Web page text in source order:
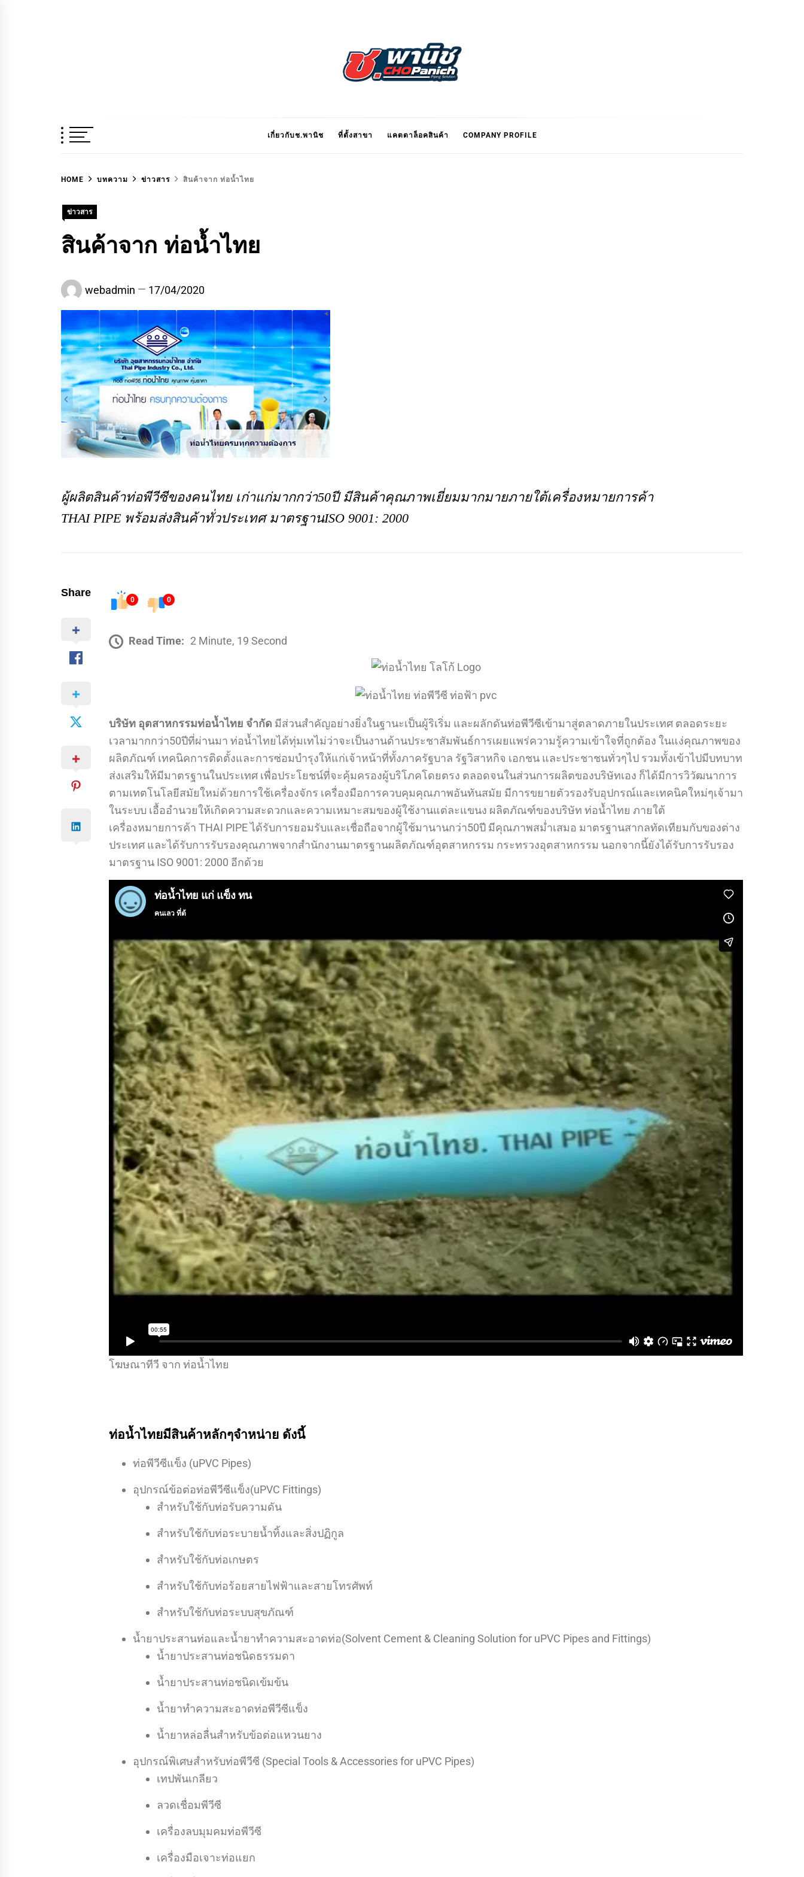
ช.พานิช
CHOPANICH
เกี่ยวกับช.พานิช ที่ตั้งสาขา แคตตาล็อคสินค้า COMPANY PROFILE
HOME บทความ ข่าวสาร สินค้าจาก ท่อน้ำไทย
ข่าวสาร
สินค้าจาก ท่อน้ำไทย
webadmin 17/04/2020
ผู้ผลิตสินค้าท่อพีวีซีของคนไทย เก่าแก่มากกว่า50ปี มีสินค้าคุณภาพเยี่ยมมากมายภายใต้เครื่องหมายการค้า
THAI PIPE พร้อมส่งสินค้าทั่วประเทศ มาตรฐานISO 9001: 2000
Share
0 0
Read Time: 2 Minute, 19 Second
บริษัท อุตสาหกรรมท่อน้ำไทย จำกัด มีส่วนสำคัญอย่างยิ่งในฐานะเป็นผู้ริเริ่ม และผลักดันท่อพีวีซีเข้ามาสู่ตลาดภายในประเทศ ตลอดระยะ
เวลามากกว่า50ปีที่ผ่านมา ท่อน้ำไทยได้ทุ่มเทไม่ว่าจะเป็นงานด้านประชาสัมพันธ์การเผยแพร่ความรู้ความเข้าใจที่ถูกต้อง ในแง่คุณภาพของ
ผลิตภัณฑ์ เทคนิคการติดตั้งและการซ่อมบำรุงให้แก่เจ้าหน้าที่ทั้งภาครัฐบาล รัฐวิสาหกิจ เอกชน และประชาชนทั่วๆไป รวมทั้งเข้าไปมีบทบาท
ส่งเสริมให้มีมาตรฐานในประเทศ เพื่อประโยชน์ที่จะคุ้มครองผู้บริโภคโดยตรง ตลอดจนในส่วนการผลิตของบริษัทเอง ก็ได้มีการวิวัฒนาการ
ตามเทตโนโลยีสมัยใหม่ด้วยการใช้เครื่องจักร เครื่องมือการควบคุมคุณภาพอันทันสมัย มีการขยายตัวรองรับอุปกรณ์และเทคนิคใหม่ๆเจ้ามา
ในระบบ เอื้ออำนวยให้เกิดความสะดวกและความเหมาะสมของผู้ใช้งานแต่ละแขนง ผลิตภัณฑ์ของบริษัท ท่อน้ำไทย ภายใต้
เครื่องหมายการค้า THAI PIPE ได้รับการยอมรับและเชื่อถือจากผู้ใช้มานานกว่า50ปี มีคุณภาพสม่ำเสมอ มาตรฐานสากลทัดเทียมกับของต่าง
ประเทศ และได้รับการรับรองคุณภาพจากสำนักงานมาตรฐานผลิตภัณฑ์อุตสาหกรรม กระทรวงอุตสาหกรรม นอกจากนี้ยังได้รับการรับรอง
มาตรฐาน ISO 9001: 2000 อีกด้วย
โฆษณาทีวี จาก ท่อน้ำไทย
ท่อน้ำไทยมีสินค้าหลักๆจำหน่าย ดังนี้
ท่อพีวีซีแข็ง (uPVC Pipes)
อุปกรณ์ข้อต่อท่อพีวีซีแข็ง(uPVC Fittings)
สำหรับใช้กับท่อรับความดัน
สำหรับใช้กับท่อระบายน้ำทิ้งและสิ่งปฏิกูล
สำหรับใช้กับท่อเกษตร
สำหรับใช้กับท่อร้อยสายไฟฟ้าและสายโทรศัพท์
สำหรับใช้กับท่อระบบสุขภัณฑ์
น้ำยาประสานท่อและน้ำยาทำความสะอาดท่อ(Solvent Cement & Cleaning Solution for uPVC Pipes and Fittings)
น้ำยาประสานท่อชนิดธรรมดา
น้ำยาประสานท่อชนิดเข้มข้น
น้ำยาทำความสะอาดท่อพีวีซีแข็ง
น้ำยาหล่อลื่นสำหรับข้อต่อแหวนยาง
อุปกรณ์พิเศษสำหรับท่อพีวีซี (Special Tools & Accessories for uPVC Pipes)
เทปพันเกลียว
ลวดเชื่อมพีวีซี
เครื่องลบมุมคมท่อพีวีซี
เครื่องมือเจาะท่อแยก